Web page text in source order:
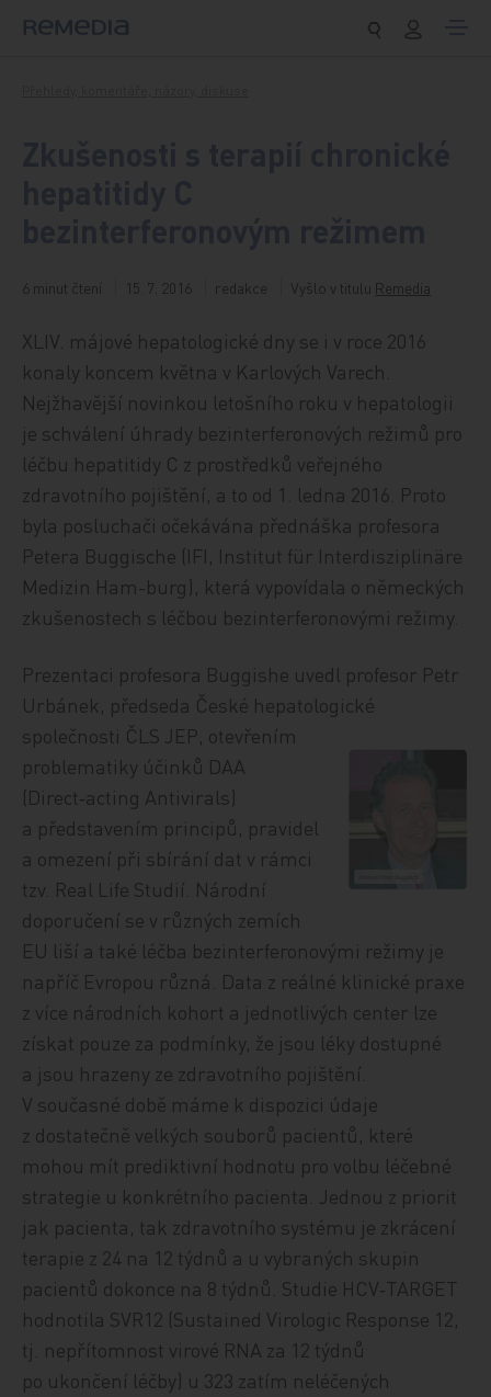
6 minut čtení 15. 7. 2016 redakce Vyšlo v titulu Remedia
XLIV. májové hepatologické dny se i v roce 2016
konaly koncem května v Karlových Varech.
Nejžhavější novinkou letošního roku v hepatologii
je schválení úhrady bezinterferonových režimů pro
léčbu hepatitidy C z prostředků veřejného
zdravotního pojištění, a to od 1. ledna 2016. Proto
byla posluchači očekávána přednáška profesora
Petera Buggische (IFI, Institut für Interdisziplinäre
Medizin Ham-burg), která vypovídala o německých
zkušenostech s léčbou bezinterferonovými režimy.
Prezentaci profesora Buggishe uvedl profesor Petr
Urbánek, předseda České hepatologické
společnosti ČLS JEP, otevřením
problematiky účinků DAA
(Direct‑acting Antivirals)
a představením principů, pravidel
a omezení při sbírání dat v rámci
tzv. Real Life Studií. Národní
doporučení se v různých zemích
EU liší a také léčba bezinterferonovými režimy je
napříč Evropou různá. Data z reálné klinické praxe
z více národních kohort a jednotlivých center lze
získat pouze za podmínky, že jsou léky dostupné
a jsou hrazeny ze zdravotního pojištění.
V současné době máme k dispozici údaje
z dostatečně velkých souborů pacientů, které
mohou mít prediktivní hodnotu pro volbu léčebné
strategie u konkrétního pacienta. Jednou z priorit
jak pacienta, tak zdravotního systému je zkrácení
terapie z 24 na 12 týdnů a u vybraných skupin
pacientů dokonce na 8 týdnů. Studie HCV‑TARGET
hodnotila SVR12 (Sustained Virologic Response 12,
tj. nepřítomnost virové RNA za 12 týdnů
po ukončení léčby) u 323 zatím neléčených